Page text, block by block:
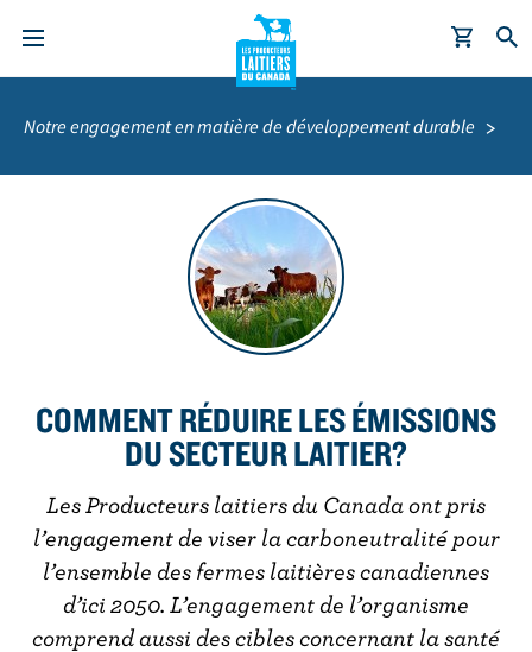
e
d'Ariane
Notre engagement en matière de développement durable
COMMENT RÉDUIRE LES ÉMISSIONS
DU SECTEUR LAITIER?
Les Producteurs laitiers du Canada ont pris
l’engagement de viser la carboneutralité pour
l’ensemble des fermes laitières canadiennes
d’ici 2050. L’engagement de l’organisme
comprend aussi des cibles concernant la santé